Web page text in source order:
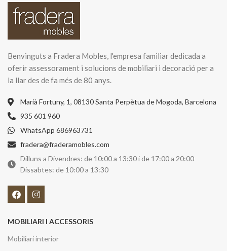
Benvinguts a Fradera Mobles, l'empresa familiar dedicada a
oferir assessorament i solucions de mobiliari i decoració per a
la llar des de fa més de 80 anys.
Marià Fortuny, 1, 08130 Santa Perpètua de Mogoda, Barcelona
935 601 960
WhatsApp 686963731
fradera@fraderamobles.com
Dilluns a Divendres: de 10:00 a 13:30 i de 17:00 a 20:00
Dissabtes: de 10:00 a 13:30
MOBILIARI I ACCESSORIS
Mobiliari interior